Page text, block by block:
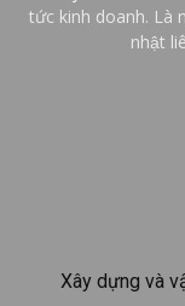
tức kinh doanh. Là
nhật
Xây dựng và